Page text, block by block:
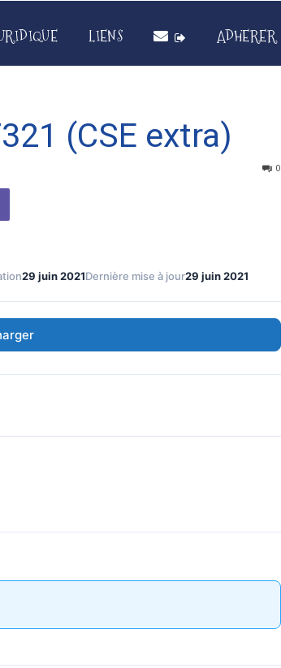
LIENS ADHERER
(CSE extra)
0
29 juin 2021Dernière mise à jour29 juin 2021